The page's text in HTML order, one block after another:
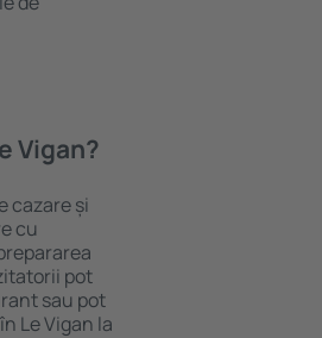
Vigan?
cazare și
cu
pot
sau pot
Le Vigan la